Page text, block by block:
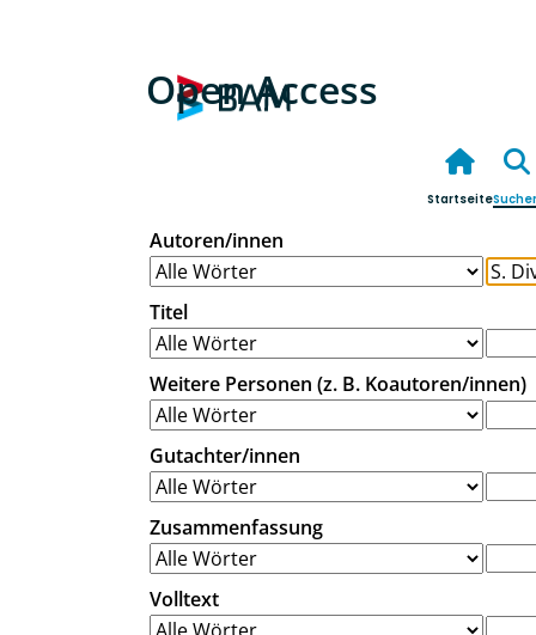
Open Access
Startseite
Autoren/innen
Titel
Weitere Personen (z. B. Koautoren/innen)
Gutachter/innen
Zusammenfassung
Volltext